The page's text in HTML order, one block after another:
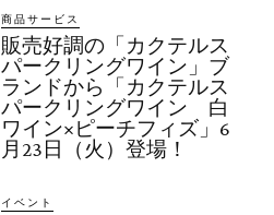
商品サービス
販売好調の「カクテルス
パークリングワイン」ブ
ランドから「カクテルス
パークリングワイン 白
ワイン×ピーチフィズ」6
月23日（火）登場！
イベント